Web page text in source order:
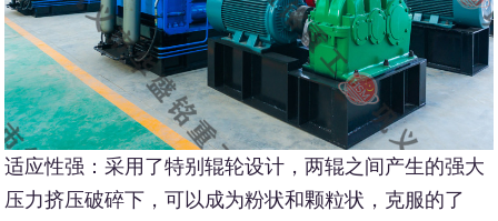
适应性强：采用了特别辊轮设计，两辊之间产生的强大
压力挤压破碎下，可以成为粉状和颗粒状，克服的了